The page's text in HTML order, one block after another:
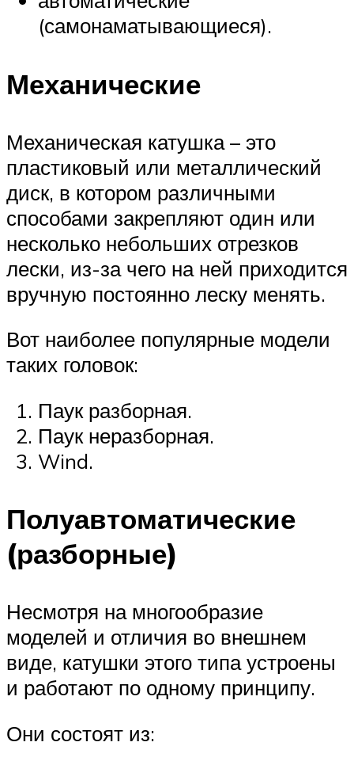
(самонаматывающиеся).
Механические
Механическая катушка – это
пластиковый или металлический
диск, в котором различными
способами закрепляют один или
несколько небольших отрезков
лески, из-за чего на ней приходится
вручную постоянно леску менять.
Вот наиболее популярные модели
таких головок:
Паук разборная.
Паук неразборная.
Wind.
Полуавтоматические
(разборные)
Несмотря на многообразие
моделей и отличия во внешнем
виде, катушки этого типа устроены
и работают по одному принципу.
Они состоят из: